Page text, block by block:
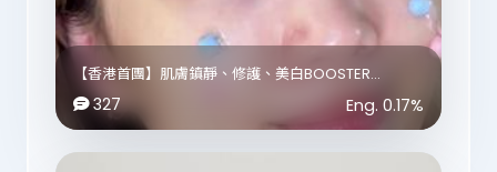
——
✨ 最後提提大家～
Medicube 今團今日就最後一日啦！
今次我仲自費買咗 張員瑛 IP 品牌嘅櫻桃梳🍒 想送俾大
家🥹❤️
【香港首團】肌膚鎮靜、修護、美白BOOSTER
GLOW!!
留言"LDM"把最抵優惠傳給你!! 🔥
327 Eng. 0.17%